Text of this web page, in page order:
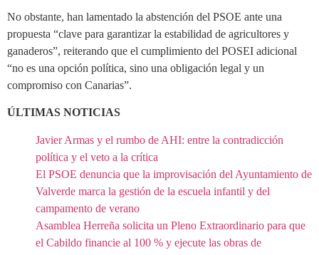
No obstante, han lamentado la abstención del PSOE ante una
propuesta “clave para garantizar la estabilidad de agricultores y
ganaderos”, reiterando que el cumplimiento del POSEI adicional
“no es una opción política, sino una obligación legal y un
compromiso con Canarias”.
ÚLTIMAS NOTICIAS
Javier Armas y el rumbo de AHI: entre la contradicción
política y el veto a la crítica
El PSOE denuncia que la improvisación del Ayuntamiento de
Valverde marca la gestión de la escuela infantil y del
campamento de verano
Asamblea Herreña solicita un Pleno Extraordinario para que
el Cabildo financie al 100 % y ejecute las obras de